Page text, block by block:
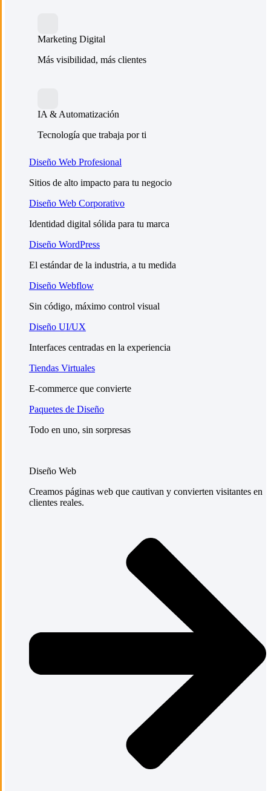
Marketing Digital
Más visibilidad, más clientes
IA & Automatización
Tecnología que trabaja por ti
Diseño Web Profesional
Sitios de alto impacto para tu negocio
Diseño Web Corporativo
Identidad digital sólida para tu marca
Diseño WordPress
El estándar de la industria, a tu medida
Diseño Webflow
Sin código, máximo control visual
Diseño UI/UX
Interfaces centradas en la experiencia
Tiendas Virtuales
E-commerce que convierte
Paquetes de Diseño
Todo en uno, sin sorpresas
Diseño Web
Creamos páginas web que cautivan y convierten visitantes en
clientes reales.